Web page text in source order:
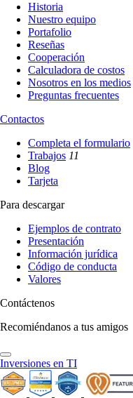
Historia
Nuestro equipo
Portafolio
Reseñas
Cooperación
Calculadora de costos
Nosotros en los medios
Preguntas frecuentes
Contactos
Completa el formulario
Trabajos 11
Blog
Tarjeta
Para descargar
Ejemplos de contrato
Presentación
Información jurídica
Código de conducta
Valores
Contáctenos
Recomiéndanos a tus amigos
Inversiones en TI